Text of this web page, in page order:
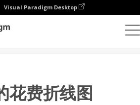
Visual Paradigm Desktop
花费折线图